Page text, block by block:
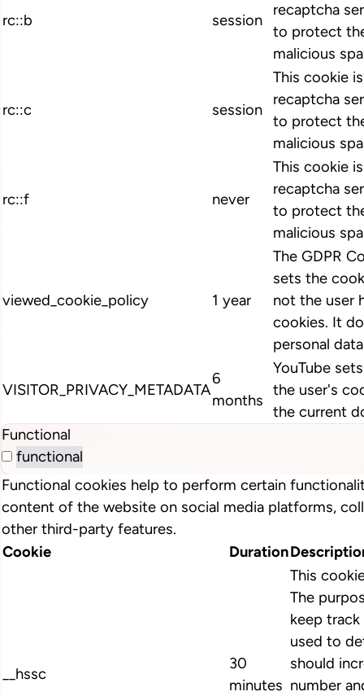
rc::b session
recaptcha
to protect
malicious
rc::c session
This cookie
recaptcha
to protect
malicious
rc::f never
This cookie
recaptcha
to protect
malicious
viewed_cookie_policy 1 year
The GDPR
sets the
not the user
cookies. It
personal
VISITOR_PRIVACY_METADATA
6
months
YouTube
the user's
the current
Functional
functional
Functional cookies help to perform certain
content of the website on social media platforms,
other third-party features.
Cookie
Duration
__hssc
30
minutes
This
The
keep track
used to
should
number